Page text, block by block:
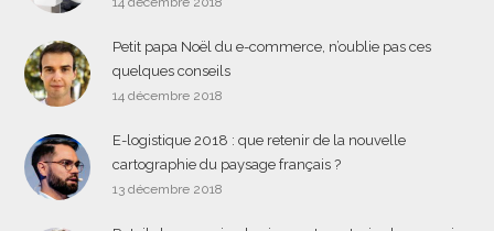
Petit papa Noël du e-commerce, n’oublie pas ces
quelques conseils
14 décembre 2018
E-logistique 2018 : que retenir de la nouvelle
cartographie du paysage français ?
13 décembre 2018